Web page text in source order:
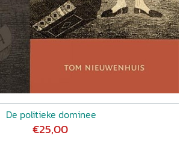
De politieke dominee
€25,00